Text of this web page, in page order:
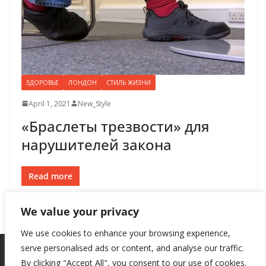
We value your privacy
We use cookies to enhance your browsing experience,
serve personalised ads or content, and analyse our traffic.
By clicking "Accept All", you consent to our use of cookies.
ЗДОРОВЬЕ ЛОНДОН СТИЛЬ ЖИЗНИ
April 1, 2021 New_Style
«Браслеты трезвости» для
нарушителей закона
Read more